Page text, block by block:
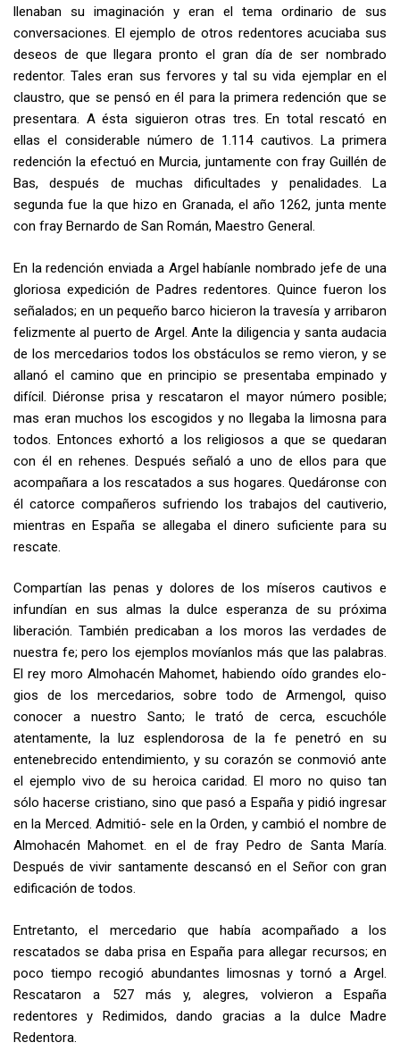
llenaban su imaginación y eran el tema ordinario de sus
conversaciones. El ejemplo de otros redentores acuciaba sus
deseos de que llegara pronto el gran día de ser nombrado
redentor. Tales eran sus fervores y tal su vida ejemplar en el
claustro, que se pensó en él para la primera redención que se
presentara. A ésta siguieron otras tres. En total rescató en
ellas el consi­derable número de 1.114 cautivos. La primera
redención la efectuó en Mur­cia, juntamente con fray Guillén de
Bas, después de muchas dificultades y penalidades. La
segunda fue la que hizo en Granada, el año 1262, junta­ mente
con fray Bernardo de San Román, Maestro General.
En la redención enviada a Argel habíanle nombrado jefe de una
gloriosa expedición de Padres redentores. Quince fueron los
señalados; en un pequeño barco hicieron la travesía y arribaron
felizmente al puerto de Argel. Ante la diligencia y santa audacia
de los mercedarios todos los obstáculos se remo­ vieron, y se
allanó el camino que en principio se presentaba empinado y
difícil. Diéronse prisa y rescataron el mayor número posible;
mas eran mu­chos los escogidos y no llegaba la limosna para
todos. Entonces exhortó a los religiosos a que se quedaran
con él en rehenes. Después señaló a uno de ellos para que
acompañara a los rescatados a sus hogares. Quedáronse con
él catorce compañeros sufriendo los trabajos del cautiverio,
mientras en Es­paña se allegaba el dinero suficiente para su
rescate.
Compartían las penas y dolores de los míseros cautivos e
infundían en sus almas la dulce esperanza de su próxima
liberación. También predicaban a los moros las verdades de
nuestra fe; pero los ejemplos movíanlos más que las palabras.
El rey moro Almohacén Mahomet, habiendo oído grandes elo­
gios de los mercedarios, sobre todo de Armengol, quiso
conocer a nuestro Santo; le trató de cerca, escuchóle
atentamente, la luz esplendorosa de la fe penetró en su
entenebrecido entendimiento, y su corazón se conmovió ante
el ejemplo vivo de su heroica caridad. El moro no quiso tan
sólo hacerse cristiano, sino que pasó a España y pidió ingresar
en la Merced. Admitió- sele en la Orden, y cambió el nombre de
Almohacén Mahomet. en el de fray Pedro de Santa María.
Después de vivir santamente descansó en el Señor con gran
edificación de todos.
Entretanto, el mercedario que había acompañado a los
rescatados se daba prisa en España para allegar recursos; en
poco tiempo recogió abundantes limosnas y tornó a Argel.
Rescataron a 527 más y, alegres, volvieron a Es­paña
redentores y Redimidos, dando gracias a la dulce Madre
Redentora.